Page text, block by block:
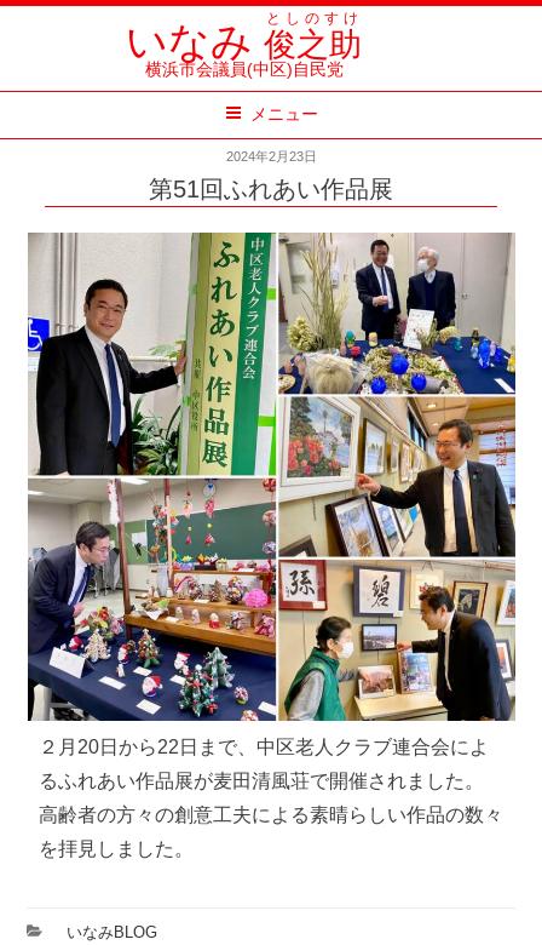
いなみ俊之助
としのすけ
横浜市会議員(中区)自民党
メニュー
2024年2月23日
第51回ふれあい作品展
２月20日から22日まで、中区老人クラブ連合会によ
るふれあい作品展が麦田清風荘で開催されました。
高齢者の方々の創意工夫による素晴らしい作品の数々
を拝見しました。
カ
いなみBLOG